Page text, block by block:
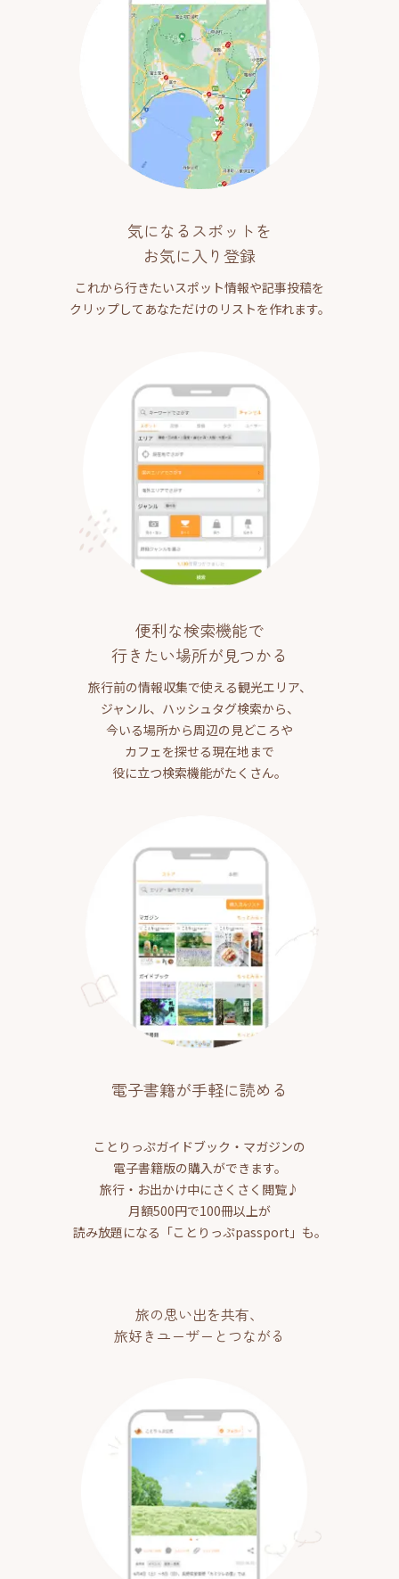
気になるスポットを
お気に入り登録
これから行きたいスポット情報や記事投稿を
クリップしてあなただけのリストを作れます。
便利な検索機能で
行きたい場所が見つかる
旅行前の情報収集で使える観光エリア、
ジャンル、ハッシュタグ検索から、
今いる場所から周辺の見どころや
カフェを探せる現在地まで
役に立つ検索機能がたくさん。
電子書籍が手軽に読める
ことりっぷガイドブック・マガジンの
電子書籍版の購入ができます。
旅行・お出かけ中にさくさく閲覧♪
月額500円で100冊以上が
読み放題になる「ことりっぷpassport」も。
旅の思い出を共有、
旅好きユーザーとつながる